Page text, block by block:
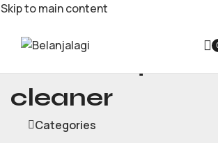
Skip to main content
cleaner
Categories